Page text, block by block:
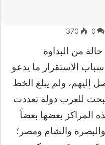
0
370
من البداوة
الاستقرار ما يدعو
إليهم، ولم يبلغ الخط
للعرب دولة تعددت
المراكز بعضها بعضاً
والشام ومصر؛